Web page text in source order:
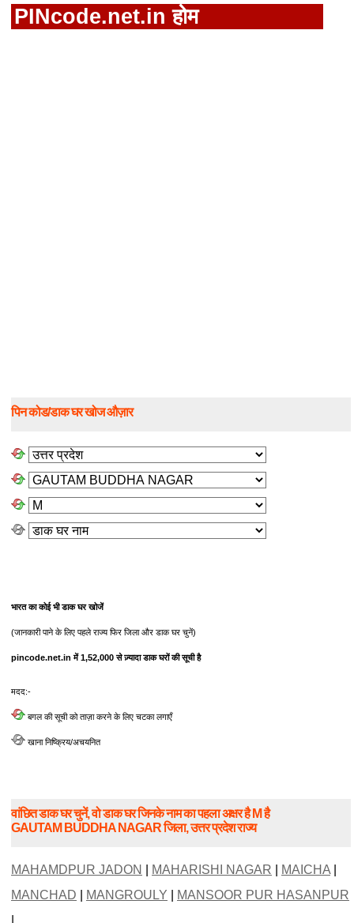
PINcode.net.in होम
पिन कोड/डाक घर खोज औज़ार
भारत का कोई भी डाक घर खोजें
(जानकारी पाने के लिए पहले राज्य फिर जिला और डाक घर चुनें)
pincode.net.in में 1,52,000 से ज़्यादा डाक घरों की सूची है
मदद:-
बगल की सूची को ताज़ा करने के लिए चटका लगाएँ
खाना निष्क्रिय/अचयनित
वांछित डाक घर चुनें, वो डाक घर जिनके नाम का पहला अक्षर है M है
GAUTAM BUDDHA NAGAR जिला, उत्तर प्रदेश राज्य
MAHAMDPUR JADON MAHARISHI NAGAR MAICHA|
MANCHAD
MANGROULY
MANSOOR PUR HASANPUR